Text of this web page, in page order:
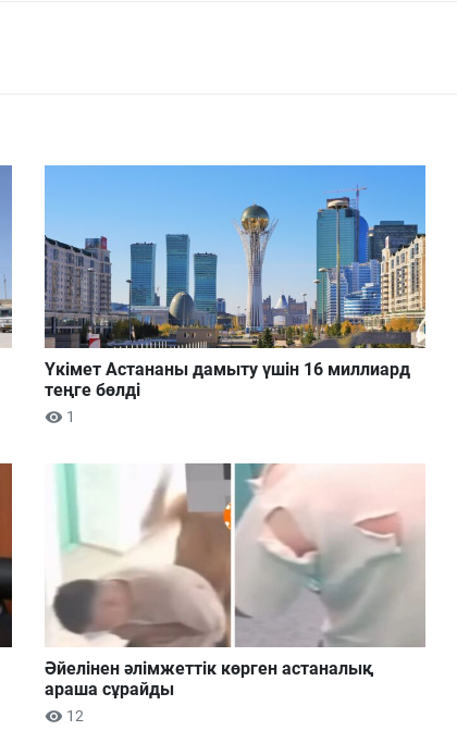
Үкімет Астананы дамыту үшін 16 миллиард
теңге бөлді
1
Әйелінен әлімжеттік көрген астаналық
араша сұрайды
12